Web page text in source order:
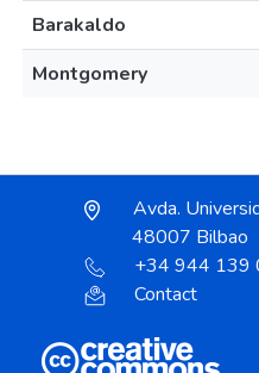
Barakaldo
Montgomery
Avda.
48007 Bilbao
+34 944 139
Contact